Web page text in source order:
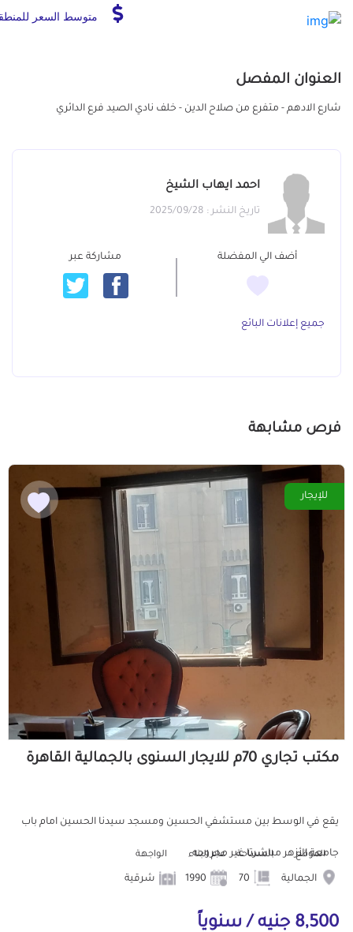
متوسط السعر
العنوان المفصل
شارع الادهم - متفرع من صلاح الدين - خلف نادي الصيد فرع الدائري
احمد ايهاب الشيخ
تاريخ النشر : 2025/09/28
أضف الي المفضلة مشاركة عبر
جميع إعلانات البائع
فرص مشابهة
للإيجار
مكتب تجاري 70م للايجار السنوى بالجمالية القاهرة
يقع في الوسط بين مستشفي الحسين ومسجد سيدنا الحسين امام باب
جامعة الأزهر مباشرتا غير مجروحه
الموقع
الجمالية
المساحة عام البناء الواجهة
شرقية
8,500 جنيه / سنوياً